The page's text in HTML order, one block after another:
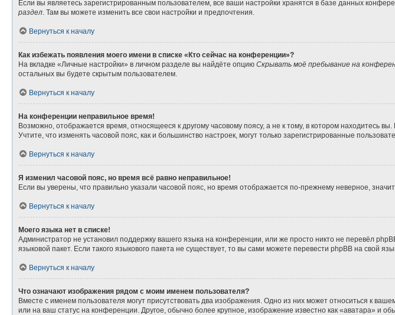
Если вы являетесь зарегистрированным пользователем, все ваши настройки хранятся в базе данных
раздел . Там вы можете изменить все свои настройки и предпочтения.
Вернуться к началу
Как избежать появления моего имени в списке «Кто сейчас на конференции»?
На вкладке «Личные настройки» в личном разделе вы найдёте опцию Скрывать моё пребывание на
остальных вы будете скрытым пользователем.
Вернуться к началу
На конференции неправильное время!
Возможно, отображается время, относящееся к другому часовому поясу, а не к тому, в котором находитесь
Учтите, что изменять часовой пояс, как и большинство настроек, могут только зарегистрированные
Вернуться к началу
Я изменил часовой пояс, но время всё равно неправильное!
Если вы уверены, что правильно указали часовой пояс, но время отображается по-прежнему неверное,
Вернуться к началу
Моего языка нет в списке!
Администратор не установил поддержку вашего языка на конференции, или же просто никто не перевёл
языковой пакет. Если такого языкового пакета не существует, то вы сами можете перевести phpBB на свой
Вернуться к началу
Что означают изображения рядом с моим именем пользователя?
Вместе с именем пользователя могут присутствовать два изображения. Одно из них может относиться к
или на ваш статус на конференции. Другое, обычно более крупное, изображение известно как «аватара» и